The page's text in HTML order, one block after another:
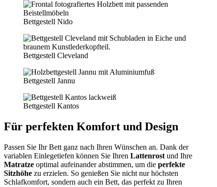
Bettgestell Nido
Bettgestell Cleveland
Bettgestell Jannu
Bettgestell Kantos
Für perfekten Komfort und Design
Passen Sie Ihr Bett ganz nach Ihren Wünschen an. Dank der
variablen Einlegetiefen können Sie Ihren Lattenrost und Ihre
Matratze optimal aufeinander abstimmen, um die perfekte
Sitzhöhe zu erzielen. So genießen Sie nicht nur höchsten
Schlafkomfort, sondern auch ein Bett, das perfekt zu Ihren